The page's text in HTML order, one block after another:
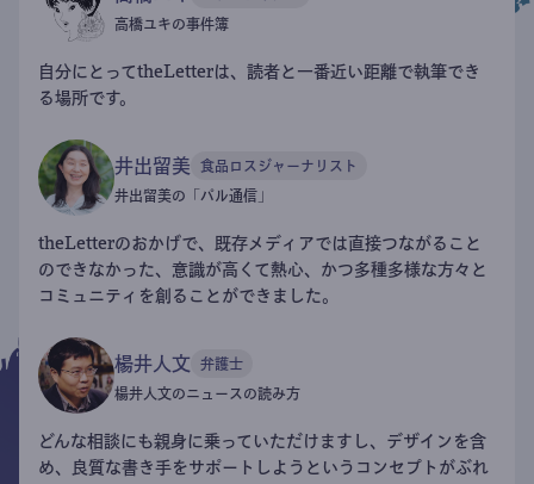
高橋ユキの事件簿
自分にとってtheLetterは、読者と一番近い距離で執筆でき
る場所です。
井出留美 食品ロスジャーナリスト
井出留美の「パル通信」
theLetterのおかげで、既存メディアでは直接つながること
のできなかった、意識が高くて熱心、かつ多種多様な方々と
コミュニティを創ることができました。
楊井人文 弁護士
楊井人文のニュースの読み方
どんな相談にも親身に乗っていただけますし、デザインを含
め、良質な書き手をサポートしようというコンセプトがぶれ